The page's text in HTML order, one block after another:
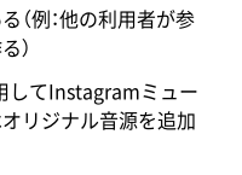
（例：他の利用者が参
）
してInstagramミュー
リジナル音源を追加